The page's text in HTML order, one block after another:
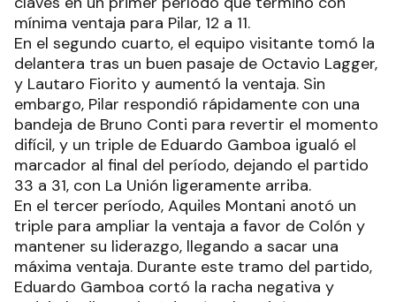
Atlético Pilar consiguió una importante victoria
frente al equipo de Colón con un marcador final
de 81 a 67. El máximo anotador del encuentro fue
Eduardo Gamboa con 23 puntos, mientras que en
la visita destacó Aquiles Montani con 14
unidades.
El partido comenzó con un bajo nivel de
anotación por parte de ambos equipos. El local,
con un triple de Ignacio Varisco y un doble de
Dishon Lowery, logró tomar la delantera
inicialmente. En la visita, Guido Cabrera y un triple
de Aquiles Montani mantuvieron el juego parejo.
Aunque el equipo local se mantuvo arriba, La
Unión no se quedaba atrás, y las defensas fueron
claves en un primer período que terminó con